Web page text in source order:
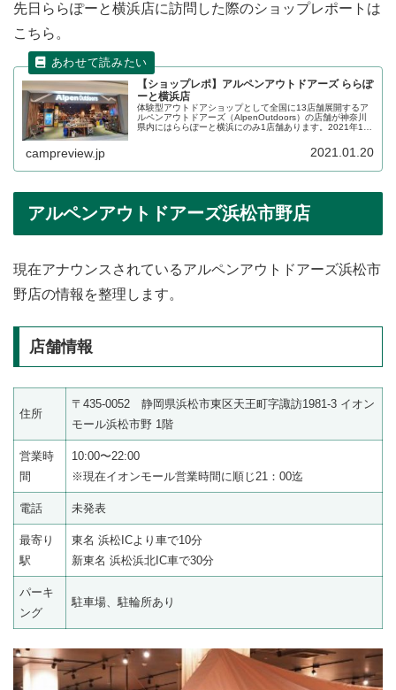
先日ららぽーと横浜店に訪問した際のショップレポートは
こちら。
【ショップレポ】アルペンアウトドアーズ ららぽ
ーと横浜店
体験型アウトドアショップとして全国に13店舗展開するア
ルペンアウトドアーズ（AlpenOutdoors）の店舗が神奈川
県内にはららぽーと横浜にのみ1店舗あります。2021年1月
campreview.jp 2021.01.20
アルペンアウトドアーズ浜松市野店
現在アナウンスされているアルペンアウトドアーズ浜松市
野店の情報を整理します。
店舗情報
住所
〒435-0052 静岡県浜松市東区天王町字諏訪1981-3 イオン
モール浜松市野 1階
営業時
間
10:00〜22:00
※現在イオンモール営業時間に順じ21：00迄
電話 未発表
最寄り
駅
東名 浜松ICより車で10分
新東名 浜松浜北IC車で30分
パーキ
ング
駐車場、駐輪所あり